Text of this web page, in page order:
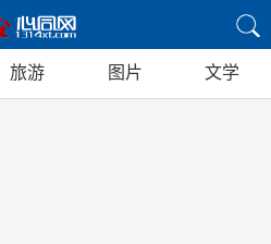
旅游 图片 文学